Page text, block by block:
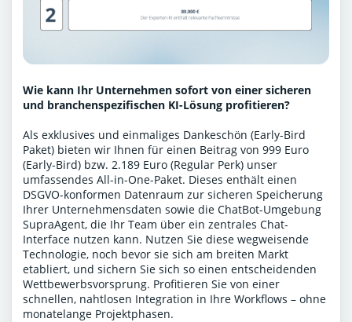
Wie kann Ihr Unternehmen sofort von einer sicheren
und branchenspezifischen KI-Lösung profitieren?
Als exklusives und einmaliges Dankeschön (Early-Bird
Paket) bieten wir Ihnen für einen Beitrag von 999 Euro
(Early-Bird) bzw. 2.189 Euro (Regular Perk) unser
umfassendes All-in-One-Paket. Dieses enthält einen
DSGVO-konformen Datenraum zur sicheren Speicherung
Ihrer Unternehmensdaten sowie die ChatBot-Umgebung
SupraAgent, die Ihr Team über ein zentrales Chat-
Interface nutzen kann. Nutzen Sie diese wegweisende
Technologie, noch bevor sie sich am breiten Markt
etabliert, und sichern Sie sich so einen entscheidenden
Wettbewerbsvorsprung. Profitieren Sie von einer
schnellen, nahtlosen Integration in Ihre Workflows – ohne
monatelange Projektphasen.